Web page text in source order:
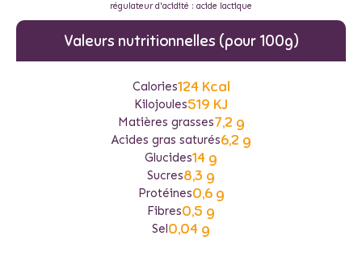
régulateur d'acidité : acide lactique
Valeurs nutritionnelles (pour 100g)
Calories124 Kcal
Kilojoules519 KJ
Matières grasses7,2 g
Acides gras saturés6,2 g
Glucides14 g
Sucres8,3 g
Protéines0,6 g
Fibres0,5 g
Sel0,04 g